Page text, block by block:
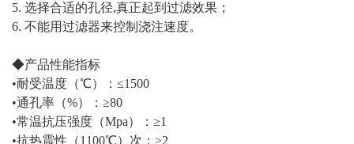
5. 选择合适的孔径,真正起到过滤效果；
6. 不能用过滤器来控制浇注速度。
◆产品性能指标
•耐受温度（℃）：≤1500
•通孔率（%）：≥80
•常温抗压强度（Mpa）：≥1
•抗热震性（1100℃）次：≥2